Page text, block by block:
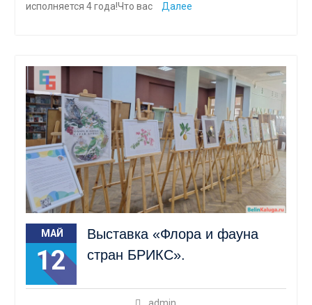
исполняется 4 года!Что вас
Далее
МАЙ
12
Выставка «Флора и фауна
стран БРИКС».
admin